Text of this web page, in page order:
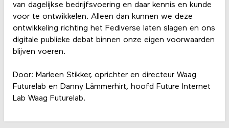
van dagelijkse bedrijfsvoering en daar kennis en kunde
voor te ontwikkelen. Alleen dan kunnen we deze
ontwikkeling richting het Fediverse laten slagen en ons
digitale publieke debat binnen onze eigen voorwaarden
blijven voeren.
Door: Marleen Stikker, oprichter en directeur Waag
Futurelab en Danny Lämmerhirt, hoofd Future Internet
Lab Waag Futurelab.